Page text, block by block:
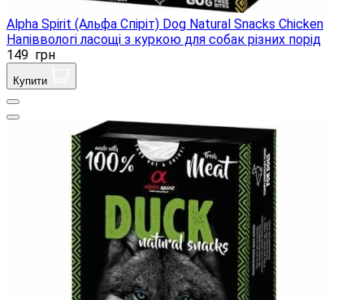
Alpha Spirit (Альфа Спіріт) Dog Natural Snacks Chicken
Напіввологі ласощі з куркою для собак різних порід
149 грн
Купити